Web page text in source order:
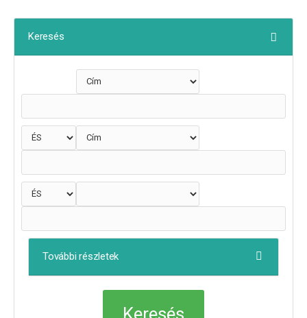
Keresés
További részletek